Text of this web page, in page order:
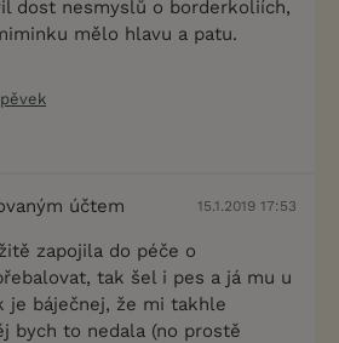
dost nesmyslů o borderkoliích,
mělo hlavu a patu.
účtem 15.1.2019 17:53
zapojila do péče o
tak šel i pes a já mu u
je báječnej, že mi takhle
bych to nedala (no prostě